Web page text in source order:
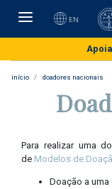
EN
início doadores nacionais
Para realizar uma
de Modelos de
Doação a uma